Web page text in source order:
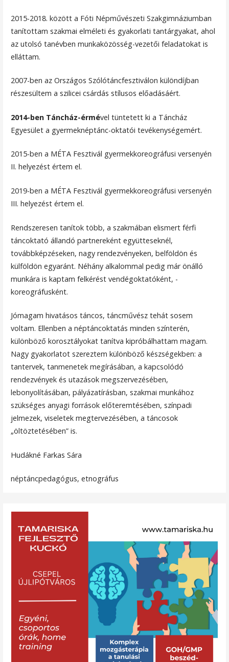
2015-2018. között a Fóti Népművészeti Szakgimnáziumban
tanítottam szakmai elméleti és gyakorlati tantárgyakat, ahol
az utolsó tanévben munkaközösség-vezetői feladatokat is
elláttam.
2007-ben az Országos Szólótáncfesztiválon különdíjban
részesültem a szilicei csárdás stílusos előadásáért.
2014-ben Táncház-érmével tüntetett ki a Táncház
Egyesület a gyermeknéptánc-oktatói tevékenységemért.
2015-ben a MÉTA Fesztivál gyermekkoreográfusi versenyén
II. helyezést értem el.
2019-ben a MÉTA Fesztivál gyermekkoreográfusi versenyén
III. helyezést értem el.
Rendszeresen tanítok több, a szakmában elismert férfi
táncoktató állandó partnereként együtteseknél,
továbbképzéseken, nagy rendezvényeken, belföldön és
külföldön egyaránt. Néhány alkalommal pedig már önálló
munkára is kaptam felkérést vendégoktatóként, -
koreográfusként.
Jómagam hivatásos táncos, táncművész tehát sosem
voltam. Ellenben a néptáncoktatás minden színterén,
különböző korosztályokat tanítva kipróbálhattam magam.
Nagy gyakorlatot szereztem különböző készségekben: a
tantervek, tanmenetek megírásában, a kapcsolódó
rendezvények és utazások megszervezésében,
lebonyolításában, pályázatírásban, szakmai munkához
szükséges anyagi források előteremtésében, színpadi
jelmezek, viseletek megtervezésében, a táncosok
„öltöztetésében” is.
Hudákné Farkas Sára
néptáncpedagógus, etnográfus